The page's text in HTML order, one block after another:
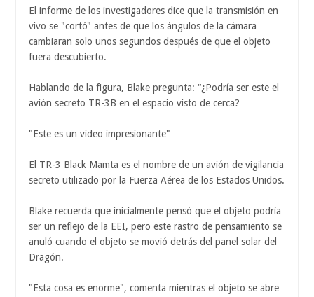
El informe de los investigadores dice que la transmisión en
vivo se "cortó" antes de que los ángulos de la cámara
cambiaran solo unos segundos después de que el objeto
fuera descubierto.
Hablando de la figura, Blake pregunta: “¿Podría ser este el
avión secreto TR-3B en el espacio visto de cerca?
"Este es un video impresionante"
El TR-3 Black Mamta es el nombre de un avión de vigilancia
secreto utilizado por la Fuerza Aérea de los Estados Unidos.
Blake recuerda que inicialmente pensó que el objeto podría
ser un reflejo de la EEI, pero este rastro de pensamiento se
anuló cuando el objeto se movió detrás del panel solar del
Dragón.
"Esta cosa es enorme", comenta mientras el objeto se abre